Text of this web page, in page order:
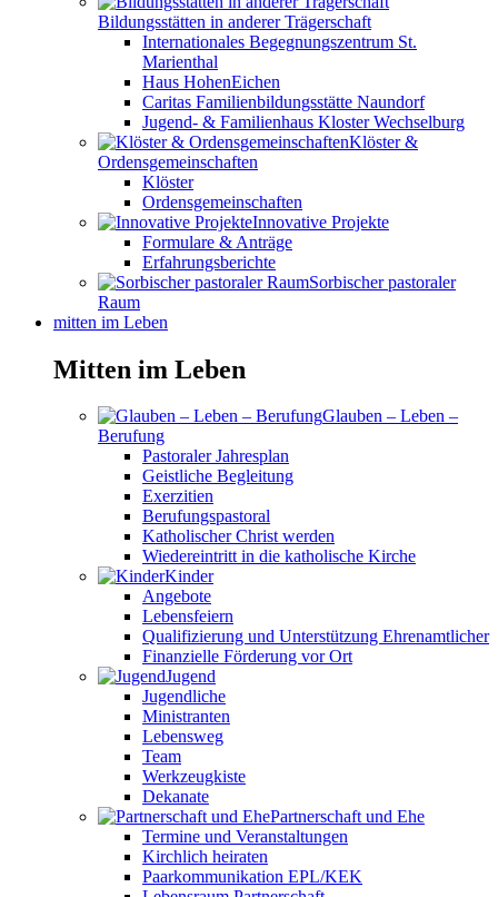
Bildungsstätten in anderer Trägerschaft
Internationales Begegnungszentrum St.
Marienthal
Haus HohenEichen
Caritas Familienbildungsstätte Naundorf
Jugend- & Familienhaus Kloster Wechselburg
Klöster &
Ordensgemeinschaften
Klöster
Ordensgemeinschaften
Innovative Projekte
Formulare & Anträge
Erfahrungsberichte
Sorbischer pastoraler
Raum
mitten im Leben
Mitten im Leben
Glauben – Leben –
Berufung
Pastoraler Jahresplan
Geistliche Begleitung
Exerzitien
Berufungspastoral
Katholischer Christ werden
Wiedereintritt in die katholische Kirche
Kinder
Angebote
Lebensfeiern
Qualifizierung und Unterstützung Ehrenamtlicher
Finanzielle Förderung vor Ort
Jugend
Jugendliche
Ministranten
Lebensweg
Team
Werkzeugkiste
Dekanate
Partnerschaft und Ehe
Termine und Veranstaltungen
Kirchlich heiraten
Paarkommunikation EPL/KEK